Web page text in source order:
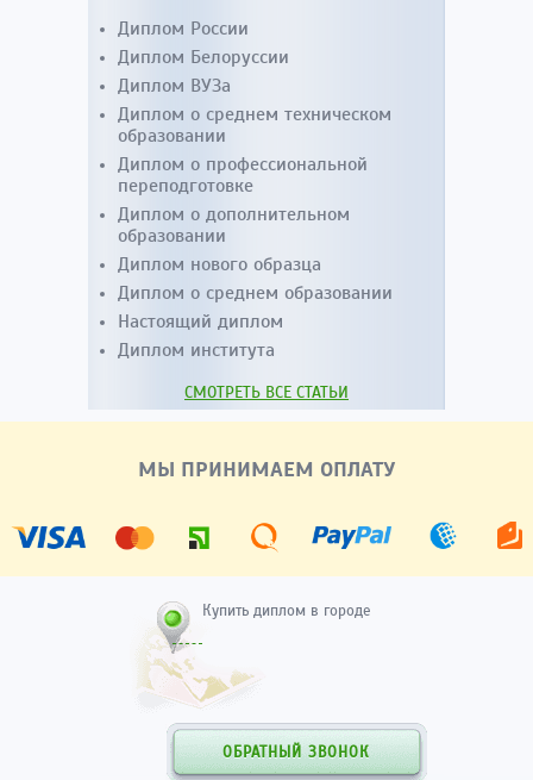
Диплом России
Диплом Белоруссии
Диплом ВУЗа
Диплом о среднем техническом
образовании
Диплом о профессиональной
переподготовке
Диплом о дополнительном
образовании
Диплом нового образца
Диплом о среднем образовании
Настоящий диплом
Диплом института
СМОТРЕТЬ ВСЕ СТАТЬИ
МЫ ПРИНИМАЕМ ОПЛАТУ
Купить диплом в городе
ОБРАТНЫЙ ЗВОНОК